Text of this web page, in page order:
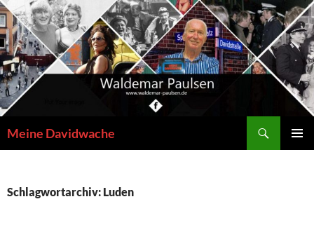
Zum
Inhalt
springen
Meine Davidwache
Schlagwortarchiv: Luden